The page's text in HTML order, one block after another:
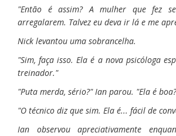
"Então é assim? A mulher que fez
arregalarem. Talvez eu deva ir lá e me
Nick levantou uma sobrancelha.
"Sim, faça isso. Ela é a nova psicóloga
treinador."
"Puta merda, sério?" Ian parou. "Ela é
"O técnico diz que sim. Ela é... fácil de
Ian observou apreciativamente